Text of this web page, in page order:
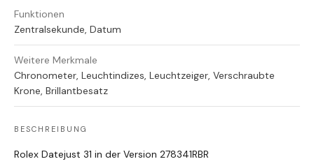
Funktionen
Zentralsekunde, Datum
Weitere Merkmale
Chronometer, Leuchtindizes, Leuchtzeiger, Verschraubte
Krone, Brillantbesatz
BESCHREIBUNG
Rolex Datejust 31 in der Version 278341RBR